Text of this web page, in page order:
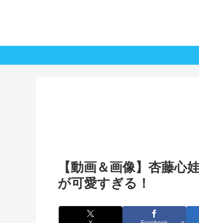
【動画＆画像】杏藤
が可愛すぎる！